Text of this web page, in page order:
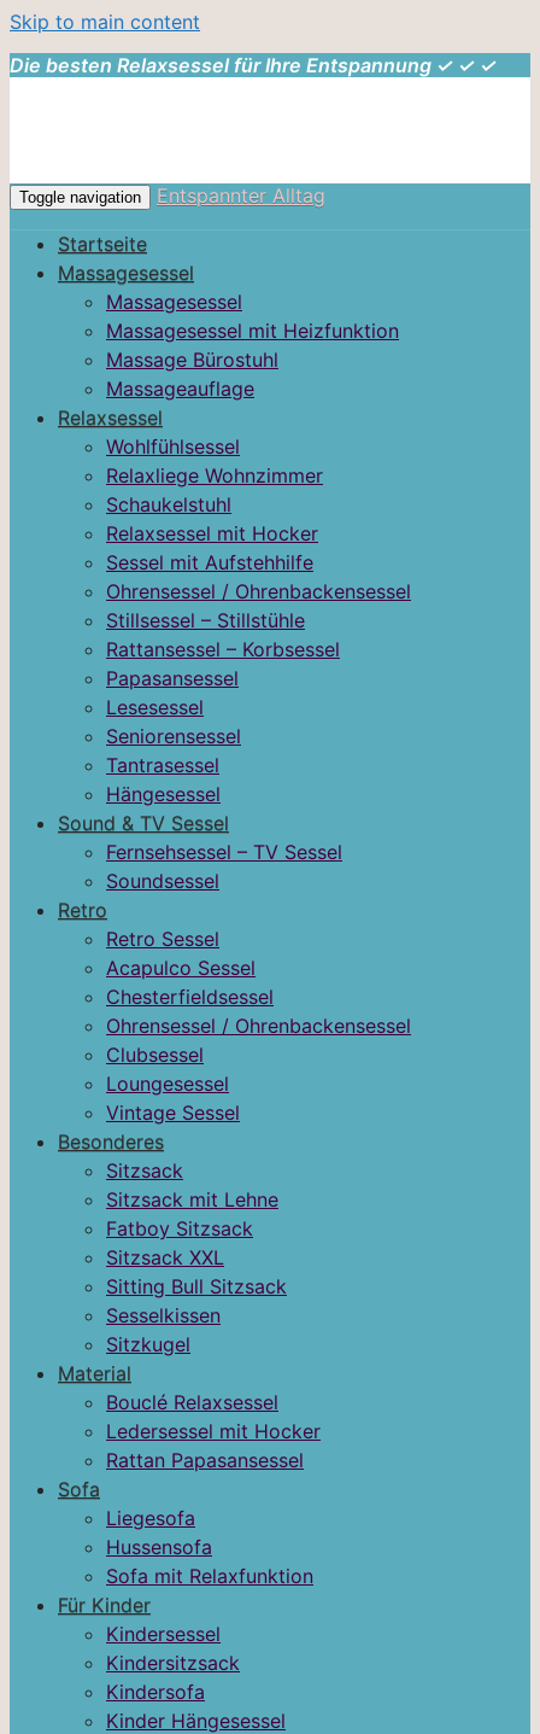
Skip to main content
Die besten Relaxsessel für Ihre Entspannung ✓ ✓ ✓
Toggle navigation
Entspannter Alltag
Startseite
Massagesessel
Massagesessel
Massagesessel mit Heizfunktion
Massage Bürostuhl
Massageauflage
Relaxsessel
Wohlfühlsessel
Relaxliege Wohnzimmer
Schaukelstuhl
Relaxsessel mit Hocker
Sessel mit Aufstehhilfe
Ohrensessel / Ohrenbackensessel
Stillsessel – Stillstühle
Rattansessel – Korbsessel
Papasansessel
Lesesessel
Seniorensessel
Tantrasessel
Hängesessel
Sound & TV Sessel
Fernsehsessel – TV Sessel
Soundsessel
Retro
Retro Sessel
Acapulco Sessel
Chesterfieldsessel
Ohrensessel / Ohrenbackensessel
Clubsessel
Loungesessel
Vintage Sessel
Besonderes
Sitzsack
Sitzsack mit Lehne
Fatboy Sitzsack
Sitzsack XXL
Sitting Bull Sitzsack
Sesselkissen
Sitzkugel
Material
Bouclé Relaxsessel
Ledersessel mit Hocker
Rattan Papasansessel
Sofa
Liegesofa
Hussensofa
Sofa mit Relaxfunktion
Für Kinder
Kindersessel
Kindersitzsack
Kindersofa
Kinder Hängesessel